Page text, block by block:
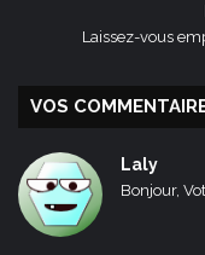
Laissez-vous
VOS
Laly
Bonjour,